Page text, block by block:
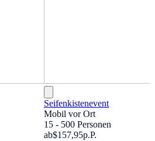
Seifenkistenevent
Mobil vor Ort
15 - 500 Personen
ab$157,95p.P.